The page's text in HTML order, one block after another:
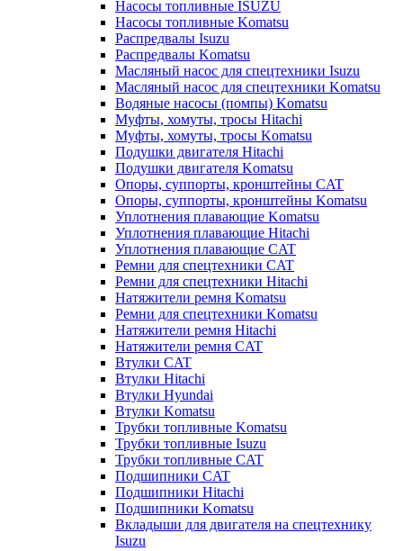
Насосы топливные ISUZU
Насосы топливные Komatsu
Распредвалы Isuzu
Распредвалы Komatsu
Масляный насос для спецтехники Isuzu
Масляный насос для спецтехники Komatsu
Водяные насосы (помпы) Komatsu
Муфты, хомуты, тросы Hitachi
Муфты, хомуты, тросы Komatsu
Подушки двигателя Hitachi
Подушки двигателя Komatsu
Опоры, суппорты, кронштейны CAT
Опоры, суппорты, кронштейны Komatsu
Уплотнения плавающие Komatsu
Уплотнения плавающие Hitachi
Уплотнения плавающие CAT
Ремни для спецтехники CAT
Ремни для спецтехники Hitachi
Натяжители ремня Komatsu
Ремни для спецтехники Komatsu
Натяжители ремня Hitachi
Натяжители ремня CAT
Втулки CAT
Втулки Hitachi
Втулки Hyundai
Втулки Komatsu
Трубки топливные Komatsu
Трубки топливные Isuzu
Трубки топливные CAT
Подшипники CAT
Подшипники Hitachi
Подшипники Komatsu
Вкладыши для двигателя на спецтехнику
Isuzu